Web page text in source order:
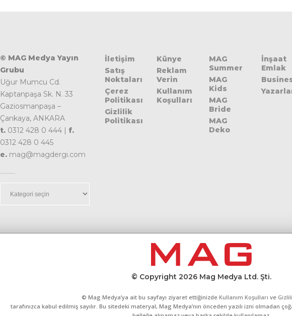
© MAG Medya Yayın
Grubu
Uğur Mumcu Cd.
Kaptanpaşa Sk. N. 33
Gaziosmanpaşa –
Çankaya, ANKARA
t. 0312 428 0 444 | f.
0312 428 0 445
e. mag@magdergi.com
İletişim
Satış
Noktaları
Çerez
Politikası
Gizlilik
Politikası
Künye
Reklam
Verin
Kullanım
Koşulları
MAG
Summer
MAG
Kids
MAG
Bride
MAG
Deko
İnşaat
Emlak
© Copyright 2026 Mag Medya Ltd. Şti.
© Mag Medya’ya ait bu sayfayı ziyaret ettiğinizde Kullanım Koşulları ve
tarafınızca kabul edilmiş sayılır. Bu sitedeki materyal, Mag Medya’nın önceden yazılı izni olmadan